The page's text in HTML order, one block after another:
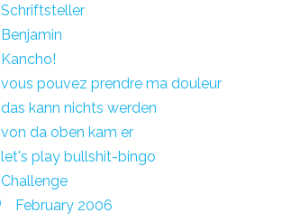
Schriftsteller
Benjamin
Kancho!
vous pouvez prendre ma douleur
das kann nichts werden
von da oben kam er
let's play bullshit-bingo
Challenge
February 2006